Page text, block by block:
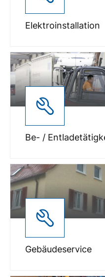
Elektroinstallation
Be- /
Gebäudeservice